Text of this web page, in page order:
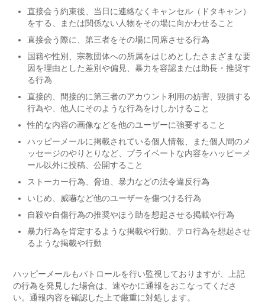
直接会う約束後、当日に連絡なくキャンセル（ドタキャン）
をする、または関係ない人物をその場に向かわせること
直接会う際に、第三者をその場に同席させる行為
国籍や性別、宗教団体への所属をはじめとしたさまざまな要
因を理由とした差別や偏見、暴力を容認または助長・推奨す
る行為
直接的、間接的に第三者のアカウント利用の妨害、毀損する
行為や、他人にそのような行為をけしかけること
性的な内容の画像などを他のユーザーに強要すること
ハッピーメールに掲載されている個人情報、また個人間のメ
ッセージのやりとりなど、プライベートな内容をハッピーメ
ール以外に投稿、公開すること
ストーカー行為、脅迫、暴力などの法令違反行為
いじめ、威嚇など他のユーザーを傷つける行為
自殺や自傷行為の推奨やほう助を想起させる掲載や行為
暴力行為を肯定するような掲載や行動、テロ行為を想起させ
るような掲載や行動
ハッピーメールもパトロールを行い監視しておりますが、上記
の行為を発見した場合は、速やかに通報をおこなってくださ
い。通報内容を確認した上で厳重に対処します。